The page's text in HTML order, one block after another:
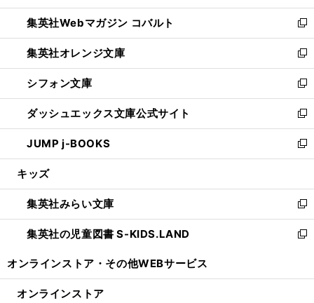
開
く
ウ
で
開
く
ン
ド
ウ
で
開
く
ウ
ィ
ン
ド
ウ
で
開
く
集英社Webマガジン コバルト
新
し
い
ウ
ィ
ン
ド
ウ
で
開
集英社オレンジ文庫
新
し
い
ウ
ィ
ン
ド
ウ
開
く
シフォン文庫
新
し
い
ウ
ィ
ン
ウ
で
開
く
ダッシュエックス文庫公式サイト
新
し
い
ウ
ン
ド
ウ
で
JUMP j-BOOKS
新
し
ウ
ィ
ン
ド
開
キッズ
集英社みらい文庫
新
し
い
ン
集英社の児童図書 S-KIDS.LAND
新
ウ
オンラインストア・ その他WEBサービス
オンラインストア